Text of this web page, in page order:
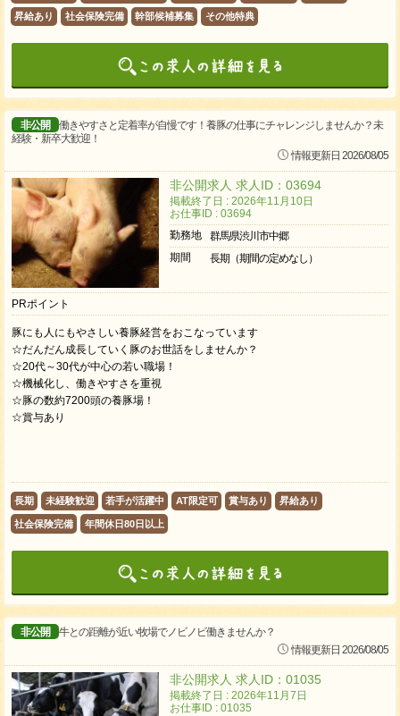
昇給あり 社会保険完備 幹部候補募集 その他特典
非公開
働きやすさと定着率が自慢です！養豚の仕事にチャレンジしませんか？未
経験・新卒大歓迎！
情報更新日 2026/08/05
非公開求人 求人ID：03694
掲載終了日 : 2026年11月10日
お仕事ID : 03694
勤務地
群馬県渋川市中郷
期間
長期（期間の定めなし）
PRポイント
豚にも人にもやさしい養豚経営をおこなっています
☆だんだん成長していく豚のお世話をしませんか？
☆20代～30代が中心の若い職場！
☆機械化し、働きやすさを重視
☆豚の数約7200頭の養豚場！
☆賞与あり
長期 未経験歓迎 若手が活躍中 AT限定可 賞与あり 昇給あり
社会保険完備 年間休日80日以上
非公開
牛との距離が近い牧場でノビノビ働きませんか？
情報更新日 2026/08/05
非公開求人 求人ID：01035
掲載終了日 : 2026年11月7日
お仕事ID : 01035